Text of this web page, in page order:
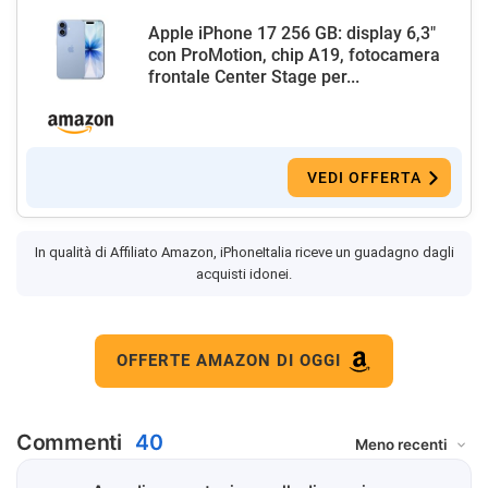
Apple iPhone 17 256 GB: display 6,3"
con ProMotion, chip A19, fotocamera
frontale Center Stage per...
VEDI OFFERTA
In qualità di Affiliato Amazon, iPhoneItalia riceve un guadagno dagli
acquisti idonei.
OFFERTE AMAZON DI OGGI
Commenti 40